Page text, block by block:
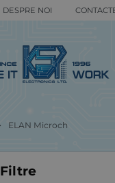
DESPRE NOI
ELAN Microch
Filtre